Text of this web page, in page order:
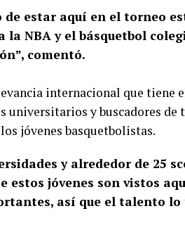
de estar aquí en el torneo
NBA y el básquetbol
comentó.
internacional que tiene
universitarios y buscadores de
jóvenes basquetbolistas.
y alrededor de 25
estos jóvenes son vistos
así que el talento lo